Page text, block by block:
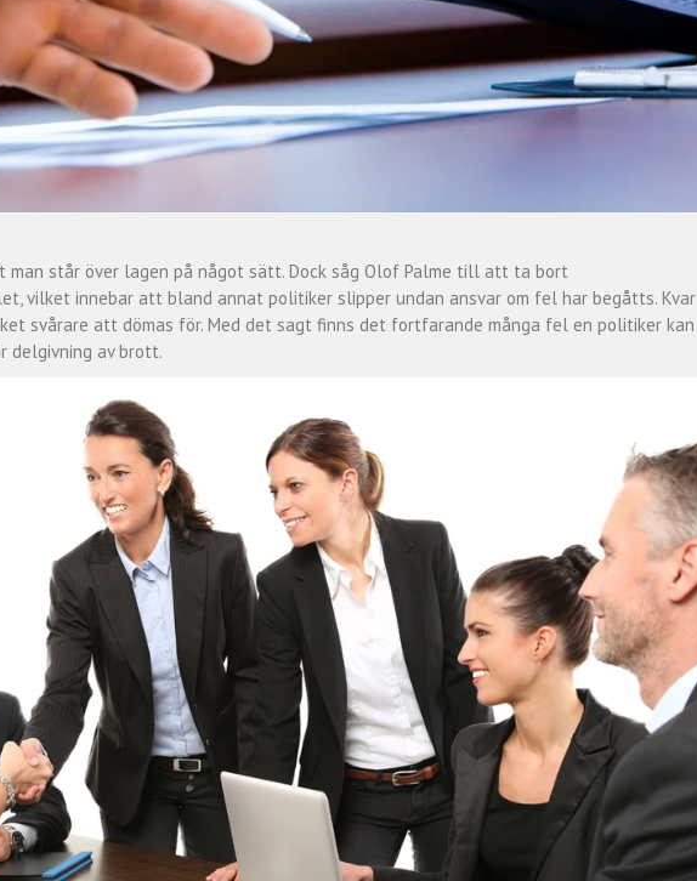
står över lagen på något sätt. Dock såg Olof Palme till att ta bort
vilket innebar att bland annat politiker slipper undan ansvar om fel har begåtts. Kvar
svårare att dömas för. Med det sagt finns det fortfarande många fel en politiker kan
delgivning av brott.